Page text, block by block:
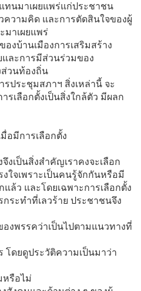
ทนมาเผยแพร่แก่ประชาชน
วามคิด และการตัดสินใจของผู้
าเผยแพร่
งบ้านเมืองการเสริมสร้าง
และการมีส่วนร่วมของ
วนท้องถิ่น
รประชุมสภาฯ สิ่งเหล่านี้ จะ
รเลือกตั้งเป็นสิ่งใกล้ตัว มีผลก
อมีการเลือกตั้ง
งเป็นสิ่งสำคัญเราคงจะเลือก
ใจเพราะเป็นคนรู้จักกันหรือมี
ล้ว และโดยเฉพาะการเลือกตั้ง
ระทำที่เลวร้าย ประชาชนจึง
งพรรคว่าเป็นไปตามแนวทางที่
ดยดูประวัติความเป็นมาว่า
หรือไม่